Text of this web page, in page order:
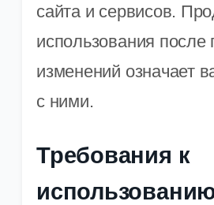
сайта и сервисов.
использования после
изменений означает
с ними.
Требования к